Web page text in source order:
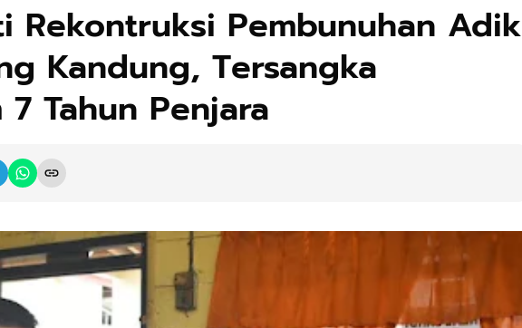
Rekontruksi Pembunuhan Adik
Kandung, Tersangka
Tahun Penjara